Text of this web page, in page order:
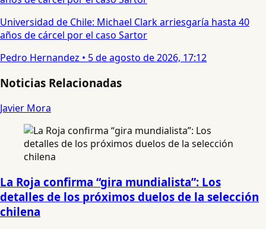
Universidad de Chile: Michael Clark arriesgaría hasta 40
años de cárcel por el caso Sartor
Pedro Hernandez • 5 de agosto de 2026, 17:12
Noticias Relacionadas
Javier Mora
La Roja confirma “gira mundialista”: Los
detalles de los próximos duelos de la selección
chilena